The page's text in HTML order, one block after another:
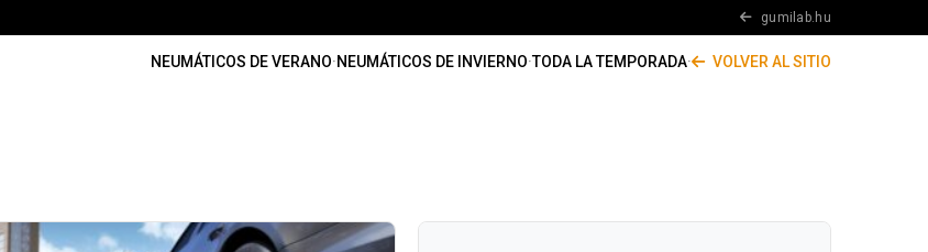
gumilab.hu
NEUMÁTICOS DE VERANO·NEUMÁTICOS DE INVIERNO·TODA LA TEMPORADA· VOLVER AL SITIO